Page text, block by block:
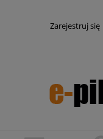
Zarejestruj się